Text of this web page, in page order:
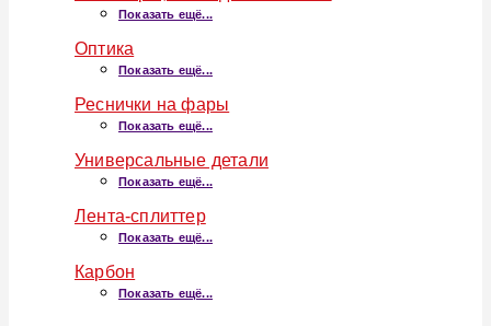
Показать ещё...
Оптика
Показать ещё...
Реснички на фары
Показать ещё...
Универсальные детали
Показать ещё...
Лента-сплиттер
Показать ещё...
Карбон
Показать ещё...